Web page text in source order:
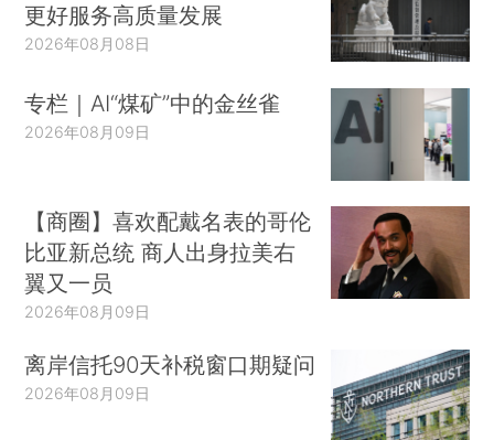
更好服务高质量发展
2026年08月08日
专栏｜AI“煤矿”中的金丝雀
2026年08月09日
【商圈】喜欢配戴名表的哥伦
比亚新总统 商人出身拉美右
翼又一员
2026年08月09日
离岸信托90天补税窗口期疑问
2026年08月09日